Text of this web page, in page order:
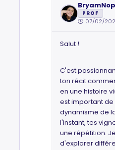
PROF
07/02/
Salut !
C'est
ton récit
en une histoire
est important
dynamisme de
l'instant, tes
une répétition.
d'explorer